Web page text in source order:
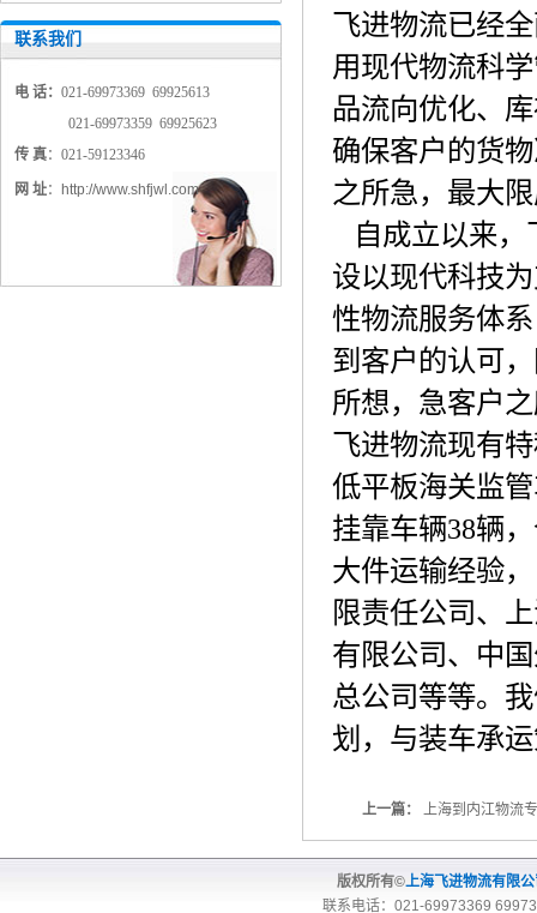
联系我们
电 话： 021-69973369 69925613
021-69973359 69925623
传 真：021-59123346
网 址： http://www.shfjwl.com
飞进物流已经
用现代物流科
品流向优化、
确保客户的货
之所急，最大
自成立以来
设以现代科技
性物流服务体
到客户的认可
所想，急客户
飞进物流现有
低平板海关监
挂靠车辆38辆
大件运输经验
限责任公司、
有限公司、中
总公司等等。
划，与装车承
上一篇： 上海到内江物流
版权所有©上海飞进物流有限
联系电话：021-69973369